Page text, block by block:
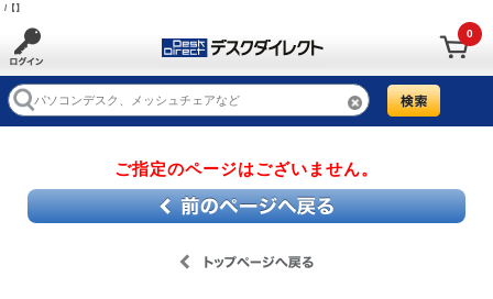
/【】
0
ご指定のページはございません。